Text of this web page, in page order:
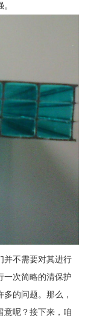
并不需要对其进行
一次简略的清保护
的问题。那么，
意呢？接下来，咱